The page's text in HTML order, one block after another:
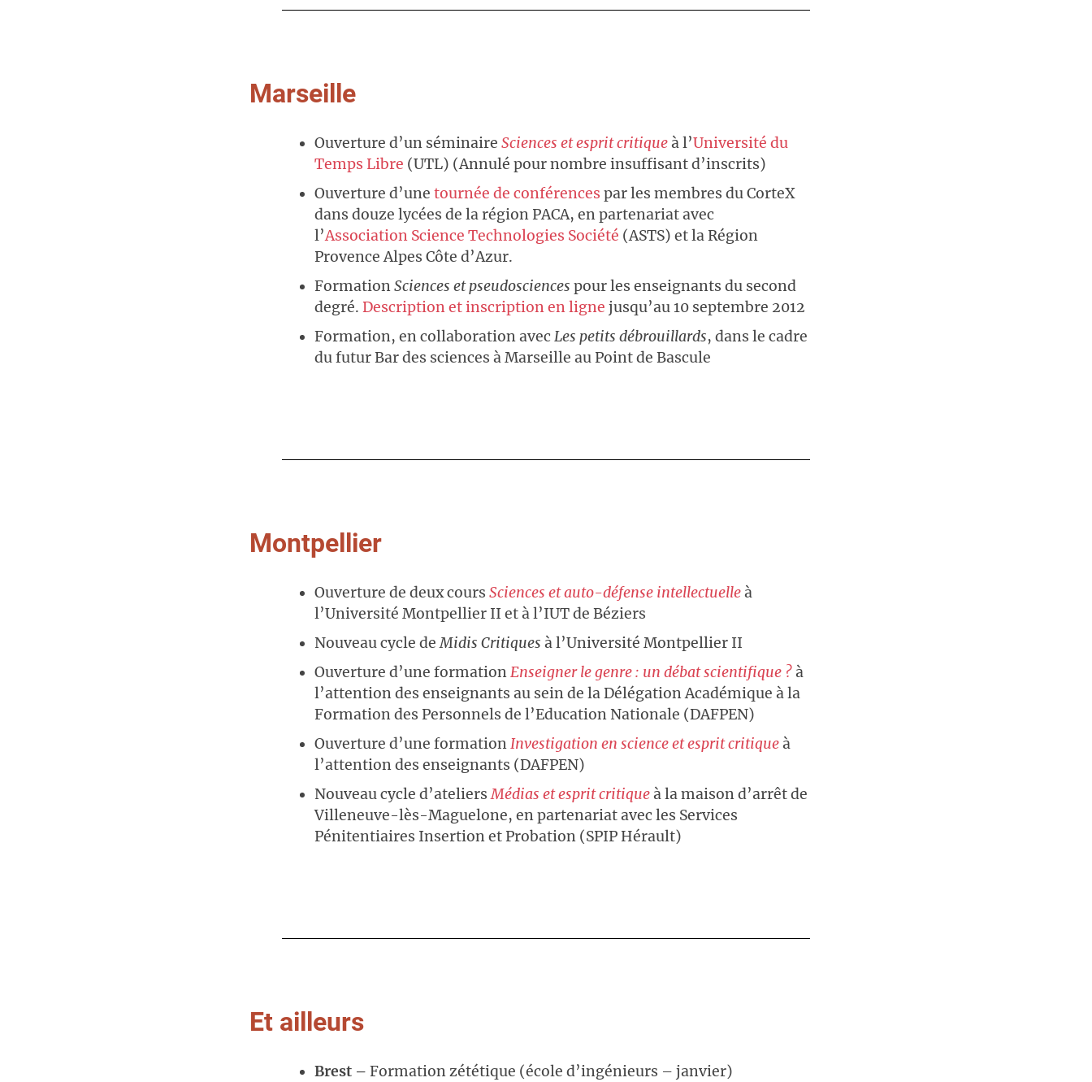
Marseille
Ouverture d’un séminaire Sciences et esprit critiqueà l’Université du
Temps Libre (UTL) (Annulé pour nombre insuffisant d’inscrits)
Ouverture d’une tournée de conférences par les membres du CorteX
dans douze lycées de la région PACA, en partenariat avec
l’Association Science Technologies Société (ASTS) et la Région
Provence Alpes Côte d’Azur.
FormationSciences et pseudosciences pour les enseignants du second
degré. Description et inscription en ligne jusqu’au 10 septembre 2012
Formation, en collaboration avec Les petits débrouillards, dans le cadre
du futur Bar des sciences à Marseille au Point de Bascule
Montpellier
Ouverture de deux cours Sciences et auto-défense intellectuelleà
l’Université Montpellier II et à l’IUT de Béziers
Nouveau cycle deMidis Critiques à l’Université Montpellier II
Ouverture d’une formationEnseigner le genre : un débat scientifique ?à
l’attention des enseignants au sein de la Délégation Académique à la
Formation des Personnels de l’Education Nationale (DAFPEN)
Ouverture d’une formationInvestigation en science et esprit critiqueà
l’attention des enseignants (DAFPEN)
Nouveau cycle d’ateliersMédias et esprit critiqueà la maison d’arrêt de
Villeneuve-lès-Maguelone, en partenariat avec les Services
Pénitentiaires Insertion et Probation (SPIP Hérault)
Et ailleurs
Brest – Formation zététique (école d’ingénieurs – janvier)